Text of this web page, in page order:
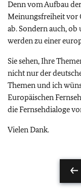
Denn vom Aufbau
Meinungsfreiheit vor
ab. Sondern auch,
werden zu einer
Sie sehen, Ihre
nicht nur der
Themen und ich
Europäischen
die Fernsehdialoge
Vielen Dank.